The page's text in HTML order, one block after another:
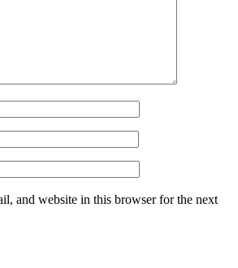
and website in this browser for the next